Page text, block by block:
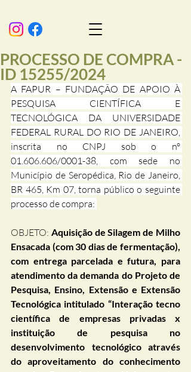
PROCESSO DE COMPRA -
ID 15255/2024
A FAPUR – FUNDAÇÃO DE APOIO À
PESQUISA CIENTÍFICA E
TECNOLÓGICA DA UNIVERSIDADE
FEDERAL RURAL DO RIO DE JANEIRO,
inscrita no CNPJ sob o nº
01.606.606/0001-38, com sede no
Município de Seropédica, Rio de Janeiro,
BR 465, Km 07, torna público o seguinte
processo de compra:
OBJETO: Aquisição de Silagem de Milho
Ensacada (com 30 dias de fermentação),
com entrega parcelada e futura, para
atendimento da demanda do Projeto de
Pesquisa, Ensino, Extensão e Extensão
Tecnológica intitulado “Interação tecno
científica de empresas privadas x
instituição de pesquisa no
desenvolvimento tecnológico através
do aproveitamento do conhecimento